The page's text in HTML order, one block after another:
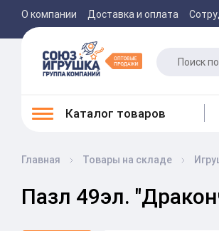
О компании Доставка и оплата
Каталог товаров
Главная Товары на складе
Пазл 49эл.